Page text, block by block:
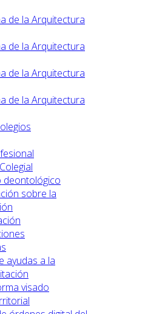
de la Arquitectura
de la Arquitectura
de la Arquitectura
de la Arquitectura
deontológico
sobre la
ayudas a la
visado